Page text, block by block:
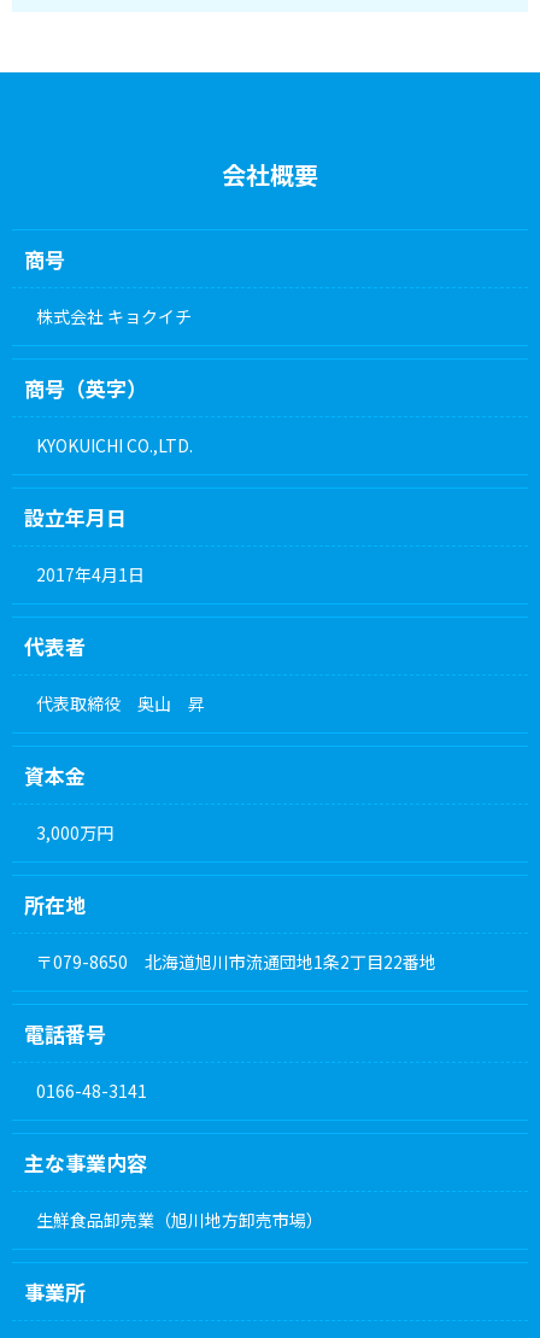
会社概要
商号
株式会社 キョクイチ
商号（英字）
KYOKUICHI CO.,LTD.
設立年月日
2017年4月1日
代表者
代表取締役 奥山 昇
資本金
3,000万円
所在地
〒079-8650 北海道旭川市流通団地1条2丁目22番地
電話番号
0166-48-3141
主な事業内容
生鮮食品卸売業（旭川地方卸売市場）
事業所